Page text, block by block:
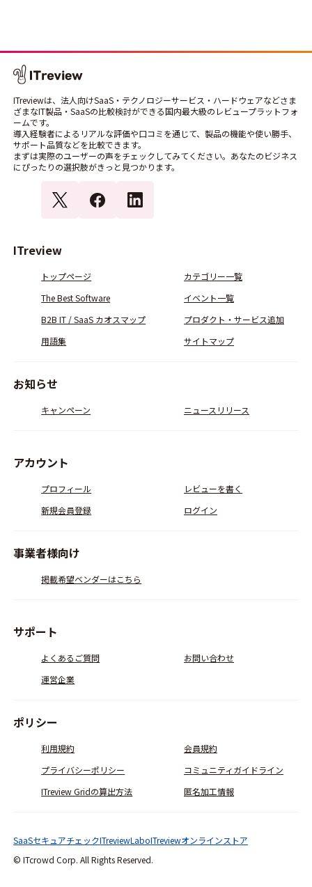
ITreviewは、法人向けSaaS・テクノロジーサービス・ハードウェアなどさま
ざまなIT製品・SaaSの比較検討ができる国内最大級のレビュープラットフォ
ームです。
導入経験者によるリアルな評価や口コミを通じて、製品の機能や使い勝手、
サポート品質などを比較できます。
まずは実際のユーザーの声をチェックしてみてください。あなたのビジネス
にぴったりの選択肢がきっと見つかります。
ITreview
トップページ
カテゴリー一覧
The Best Software
イベント一覧
B2B IT / SaaS カオスマップ
プロダクト・サービス追加
用語集
サイトマップ
お知らせ
キャンペーン ニュースリリース
アカウント
プロフィール
レビューを書く
新規会員登録
ログイン
事業者様向け
掲載希望ベンダーはこちら
サポート
よくあるご質問
お問い合わせ
運営企業
ポリシー
利用規約
会員規約
プライバシーポリシー
コミュニティガイドライン
ITreview Gridの算出方法
匿名加工情報
© ITcrowd Corp. All Rights Reserved.
SaaSセキュアチェックITreviewLaboITreviewオンラインストア